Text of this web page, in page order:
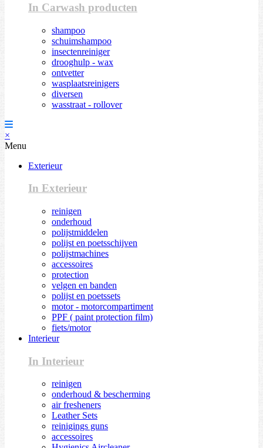
In Carwash producten
shampoo
schuimshampoo
insectenreiniger
drooghulp - wax
ontvetter
wasplaatsreinigers
diversen
wasstraat - rollover
×
Menu
Exterieur
In Exterieur
reinigen
onderhoud
polijstmiddelen
polijst en poetsschijven
polijstmachines
accessoires
protection
velgen en banden
polijst en poetssets
motor - motorcompartiment
PPF ( paint protection film)
fiets/motor
Interieur
In Interieur
reinigen
onderhoud & bescherming
air fresheners
Leather Sets
reinigings guns
accessoires